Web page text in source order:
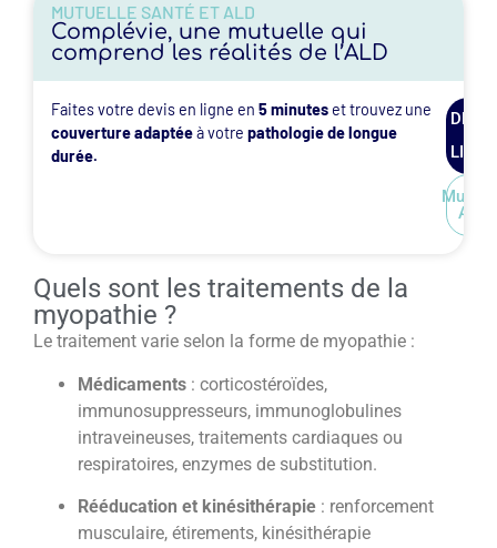
MUTUELLE SANTÉ ET ALD
Complévie, une mutuelle qui
comprend les réalités de l’ALD
Faites votre devis en ligne en 5 minuteset trouvez une
couverture adaptéeà votre pathologie de longue
durée.
DEVIS
LIGNE
ALD
Quels sont les traitements de la
myopathie ?
Le traitement varie selon la forme de myopathie :
Médicaments : corticostéroïdes,
immunosuppresseurs, immunoglobulines
intraveineuses, traitements cardiaques ou
respiratoires, enzymes de substitution.
Rééducation et kinésithérapie : renforcement
musculaire, étirements, kinésithérapie